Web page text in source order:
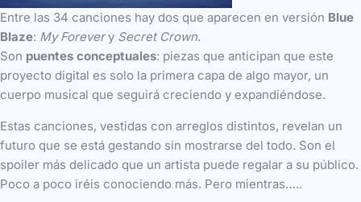
Entre las 34 canciones hay dos que aparecen en versión Blue
Blaze: My Forevery Secret Crown.
Son puentes conceptuales: piezas que anticipan que este
proyecto digital es solo la primera capa de algo mayor, un
cuerpo musical que seguirá creciendo y expandiéndose.
Estas canciones, vestidas con arreglos distintos, revelan un
futuro que se está gestando sin mostrarse del todo. Son el
spoiler más delicado que un artista puede regalar a su público.
Poco a poco iréis conociendo más. Pero mientras…..